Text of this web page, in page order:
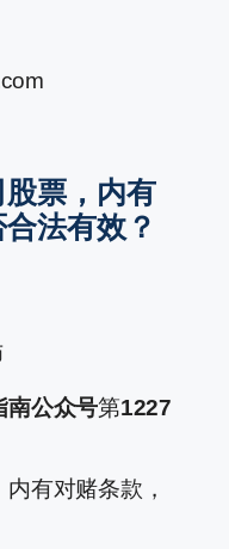
票，内有
法有效？
南公众号第1227
有对赌条款，